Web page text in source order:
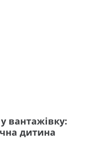
вантажівку:
дитина